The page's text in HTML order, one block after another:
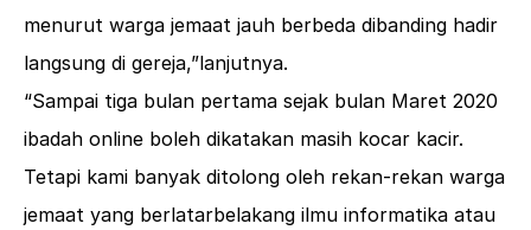
menurut warga jemaat jauh berbeda dibanding hadir
langsung di gereja,”lanjutnya.
“Sampai tiga bulan pertama sejak bulan Maret 2020
ibadah online boleh dikatakan masih kocar kacir.
Tetapi kami banyak ditolong oleh rekan-rekan warga
jemaat yang berlatarbelakang ilmu informatika atau